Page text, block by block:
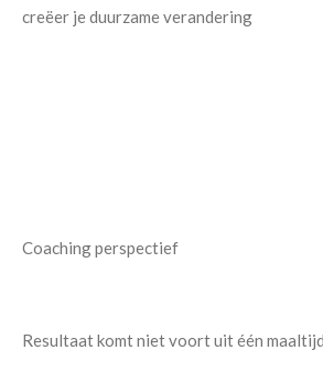
creëer je duurzame verandering
Coaching perspectief
Resultaat komt niet voort uit één